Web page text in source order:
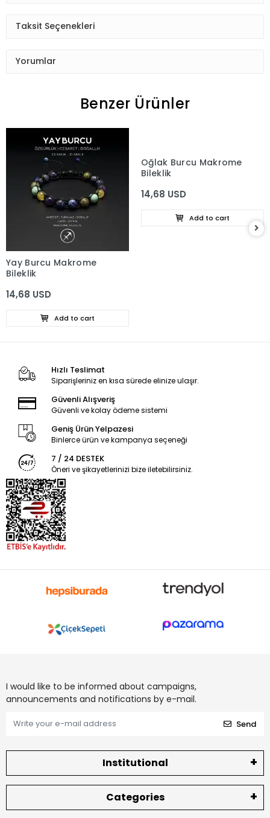
Taksit Seçenekleri
Yorumlar
Benzer Ürünler
Yay Burcu Makrome
Bileklik
14,68 USD
Add to cart
Oğlak Burcu Makrome
Bileklik
14,68 USD
Add to cart
Hızlı Teslimat
Siparişleriniz en kısa sürede elinize ulaşır.
Güvenli Alışveriş
Güvenli ve kolay ödeme sistemi
Geniş Ürün Yelpazesi
Binlerce ürün ve kampanya seçeneği
7 / 24 DESTEK
Öneri ve şikayetlerinizi bize iletebilirsiniz.
I would like to be informed about campaigns,
announcements and notifications by e-mail.
Send
Institutional
Categories